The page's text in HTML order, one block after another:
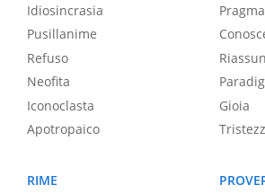
Idiosincrasia
Pusillanime
Refuso
Neofita
Iconoclasta
Apotropaico
Gioia
RIME